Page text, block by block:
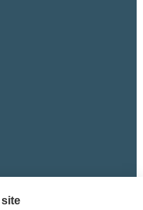
Auvergne Rhône-Alpes et de la